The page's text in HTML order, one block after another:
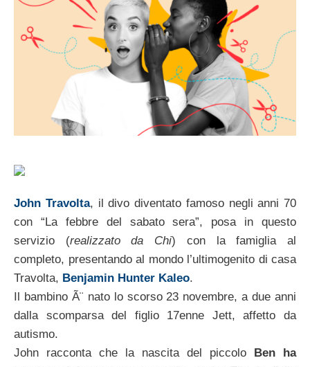
John Travolta, il divo diventato famoso negli anni 70
con “La febbre del sabato sera”, posa in questo
servizio (realizzato da Chi) con la famiglia al
completo, presentando al mondo l’ultimogenito di casa
Travolta, Benjamin Hunter Kaleo.
Il bambino Ã¨ nato lo scorso 23 novembre, a due anni
dalla scomparsa del figlio 17enne Jett, affetto da
autismo.
John racconta che la nascita del piccolo Ben ha